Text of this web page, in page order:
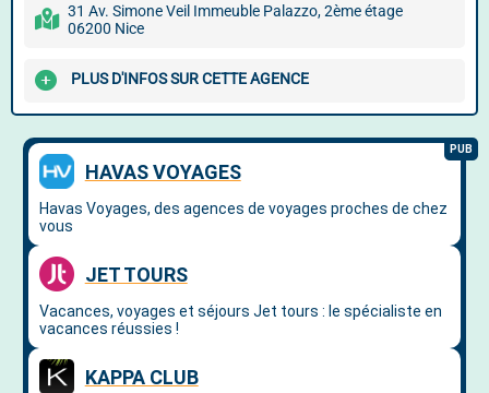
31 Av. Simone Veil Immeuble Palazzo, 2ème étage
06200 Nice
PLUS D'INFOS SUR CETTE AGENCE